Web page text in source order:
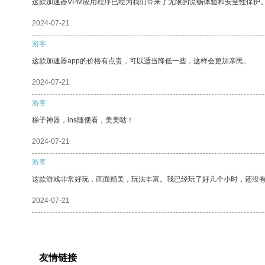
这款加速器VPM应用程序已经为我们带来了无限的流畅体验和安全性保护。
2024-07-21
游客
这款加速器app的价格有点贵，可以适当降低一些，这样会更加亲民。
2024-07-21
游客
梯子神器，ins随便看，美美哒！
2024-07-21
游客
这款游戏非常好玩，画面精美，玩法丰富。我已经玩了好几个小时，还没有
2024-07-21
友情链接